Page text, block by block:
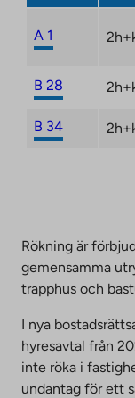
A 1
B 28
B 34
Rökning är
gemensamma
trapphus och
I nya
hyresavtal från
inte röka i
undantag för ett